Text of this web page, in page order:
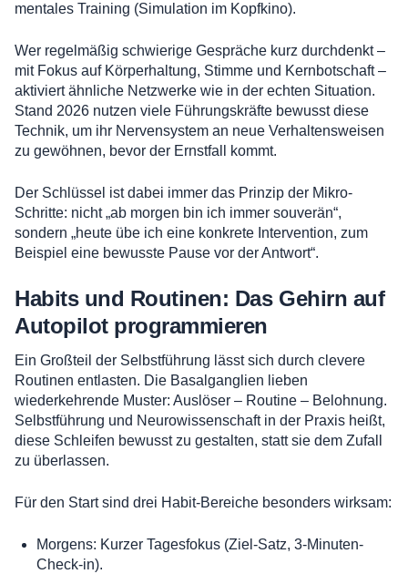
mentales Training (Simulation im Kopfkino).
Wer regelmäßig schwierige Gespräche kurz durchdenkt –
mit Fokus auf Körperhaltung, Stimme und Kernbotschaft –
aktiviert ähnliche Netzwerke wie in der echten Situation.
Stand 2026 nutzen viele Führungskräfte bewusst diese
Technik, um ihr Nervensystem an neue Verhaltensweisen
zu gewöhnen, bevor der Ernstfall kommt.
Der Schlüssel ist dabei immer das Prinzip der Mikro-
Schritte: nicht „ab morgen bin ich immer souverän“,
sondern „heute übe ich eine konkrete Intervention, zum
Beispiel eine bewusste Pause vor der Antwort“.
Habits und Routinen: Das Gehirn auf
Autopilot programmieren
Ein Großteil der Selbstführung lässt sich durch clevere
Routinen entlasten. Die Basalganglien lieben
wiederkehrende Muster: Auslöser – Routine – Belohnung.
Selbstführung und Neurowissenschaft in der Praxis heißt,
diese Schleifen bewusst zu gestalten, statt sie dem Zufall
zu überlassen.
Für den Start sind drei Habit-Bereiche besonders wirksam:
Morgens: Kurzer Tagesfokus (Ziel-Satz, 3-Minuten-
Check-in).